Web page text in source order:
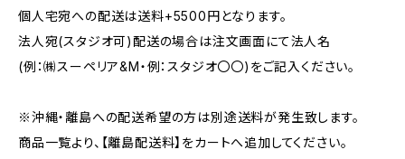
個人宅宛への配送は送料+5500円となります。
法人宛(スタジオ可)配送の場合は注文画面にて法人名
(例：㈱スーペリア&M・例：スタジオ〇〇)をご記入ください。
※沖縄・離島への配送希望の方は別途送料が発生致します。
商品一覧より、【離島配送料】をカートへ追加してください。